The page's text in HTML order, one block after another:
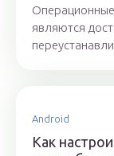
являются
Android
Как